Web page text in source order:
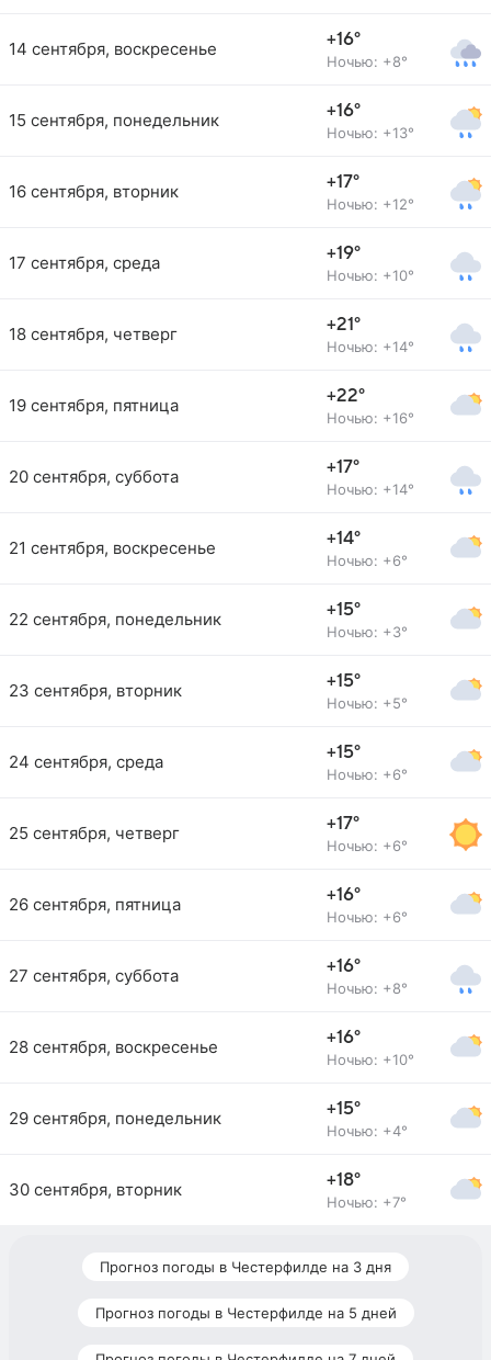
14 сентября, воскресенье +16°
Ночью: +8°
15 сентября, понедельник +16°
Ночью: +13°
16 сентября, вторник +17°
Ночью: +12°
17 сентября, среда +19°
Ночью: +10°
18 сентября, четверг +21°
Ночью: +14°
19 сентября, пятница +22°
Ночью: +16°
20 сентября, суббота +17°
Ночью: +14°
21 сентября, воскресенье +14°
Ночью: +6°
22 сентября, понедельник +15°
Ночью: +3°
23 сентября, вторник +15°
Ночью: +5°
24 сентября, среда +15°
Ночью: +6°
25 сентября, четверг +17°
Ночью: +6°
26 сентября, пятница +16°
Ночью: +6°
27 сентября, суббота +16°
Ночью: +8°
28 сентября, воскресенье +16°
Ночью: +10°
29 сентября, понедельник +15°
Ночью: +4°
30 сентября, вторник +18°
Ночью: +7°
Прогноз погоды в Честерфилде на 3 дня
Прогноз погоды в Честерфилде на 5 дней